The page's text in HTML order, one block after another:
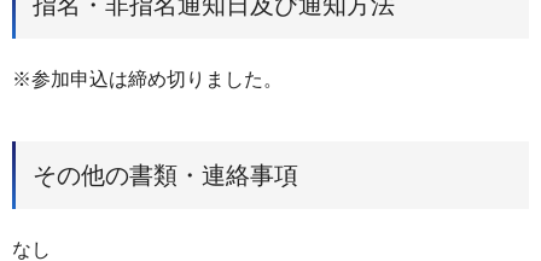
※参加申込は締め切りました。
その他の書類・連絡事項
なし